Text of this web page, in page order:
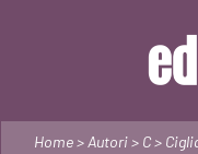
Home> Autori> C>